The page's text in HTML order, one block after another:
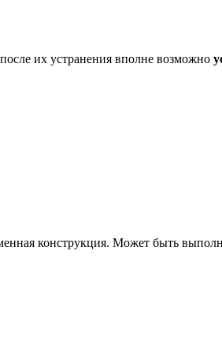
их устранения вполне возможно
конструкция. Может быть